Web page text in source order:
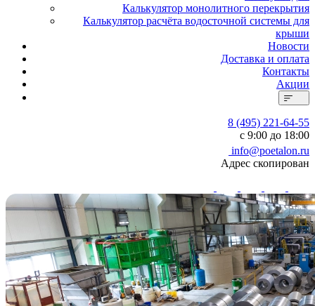
Калькулятор монолитного перекрытия
Калькулятор расчёта водосточной системы для
крыши
Новости
Доставка и оплата
Контакты
Акции
8 (495) 221-64-55
с 9:00 до 18:00
info@poetalon.ru
Адрес скопирован